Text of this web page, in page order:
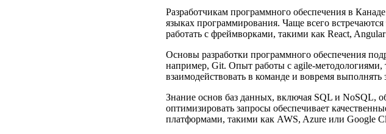
Разработчикам программного обеспечения в
языках программирования. Чаще всего
работать с фреймворками, такими как React,
Основы разработки программного обеспечения
например, Git. Опыт работы с agile-
взаимодействовать в команде и вовремя выполнять
Знание основ баз данных, включая SQL и NoSQL,
оптимизировать запросы обеспечивает
платформами, такими как AWS, Azure или Google